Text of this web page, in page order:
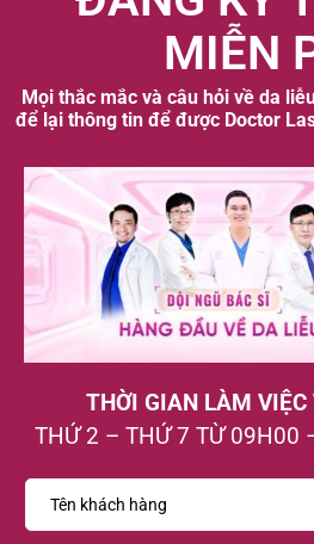
MIỄN
Mọi thắc mắc và câu hỏi về da
để lại thông tin để được Doctor
THỜI GIAN LÀM VIỆC
THỨ 2 – THỨ 7 TỪ 09H00